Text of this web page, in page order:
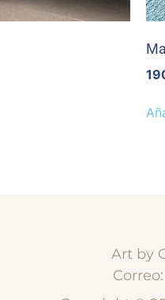
Art by
Correo: